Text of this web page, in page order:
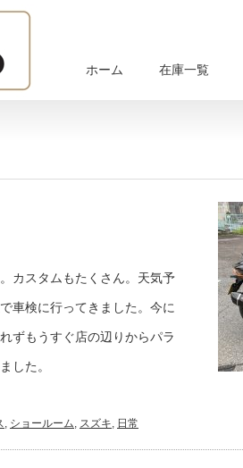
ホーム 在庫一覧
カスタムもたくさん。天気予
車検に行ってきました。今に
ずもうすぐ店の辺りからパラ
した。
, ショールーム, スズキ, 日常